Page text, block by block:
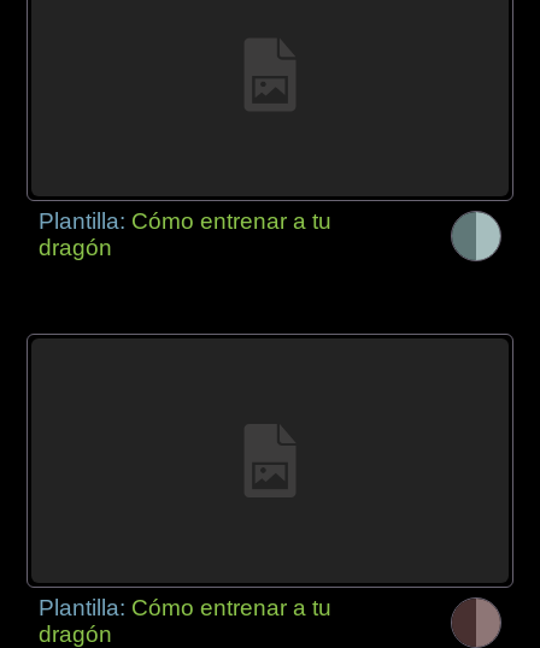
Plantilla: Cómo entrenar a tu
dragón
Plantilla: Cómo entrenar a tu
dragón